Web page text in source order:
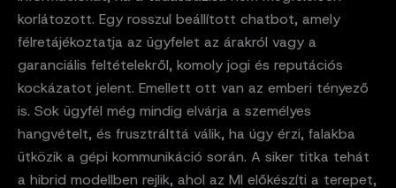
korlátozott. Egy rosszul beállított chatbot, amely
félretájékoztatja az ügyfelet az árakról vagy a
garanciális feltételekről, komoly jogi és reputációs
kockázatot jelent. Emellett ott van az emberi tényező
is. Sok ügyfél még mindig elvárja a személyes
hangvételt, és frusztrálttá válik, ha úgy érzi, falakba
ütközik a gépi kommunikáció során. A siker titka tehát
a hibrid modellben rejlik, ahol az MI előkészíti a terepet,